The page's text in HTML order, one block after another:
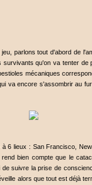
parlons tout d'abord de
qu'on va tenter de
mécaniques
va encore s'assombrir au
6 lieux : San Francisco,
bien compte que le
suivre la prise de
alors que tout est déjà